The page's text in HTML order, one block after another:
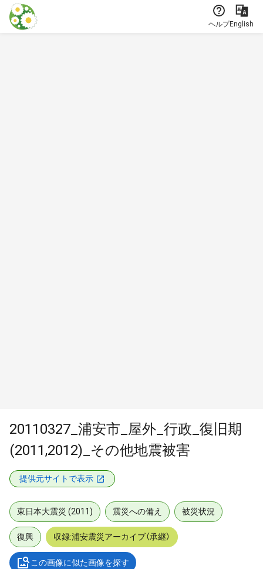
本文に飛ぶ
ヘルプEnglish
20110327_浦安市_屋外_行政_復旧期
(2011,2012)_その他地震被害
提供元サイトで表示
東日本大震災 (2011) 震災への備え 被災状況
復興 収録:浦安震災アーカイブ（承継）
この画像に似た画像を探す